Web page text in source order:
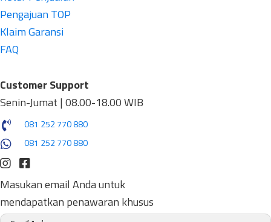
Pengajuan TOP
Klaim Garansi
FAQ
Customer Support
Senin-Jumat | 08.00-18.00 WIB
081 252 770 880
081 252 770 880
Masukan email Anda untuk
mendapatkan penawaran khusus